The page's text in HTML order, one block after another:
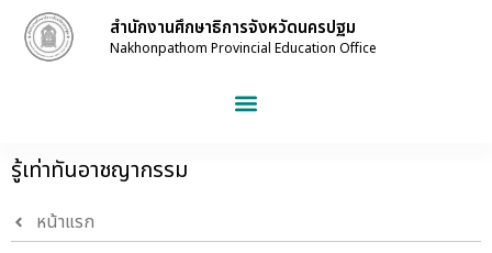
สำนักงานศึกษาธิการจังหวัดนครปฐม
Nakhonpathom Provincial Education Office
รู้เท่าทันอาชญากรรม
หน้าแรก